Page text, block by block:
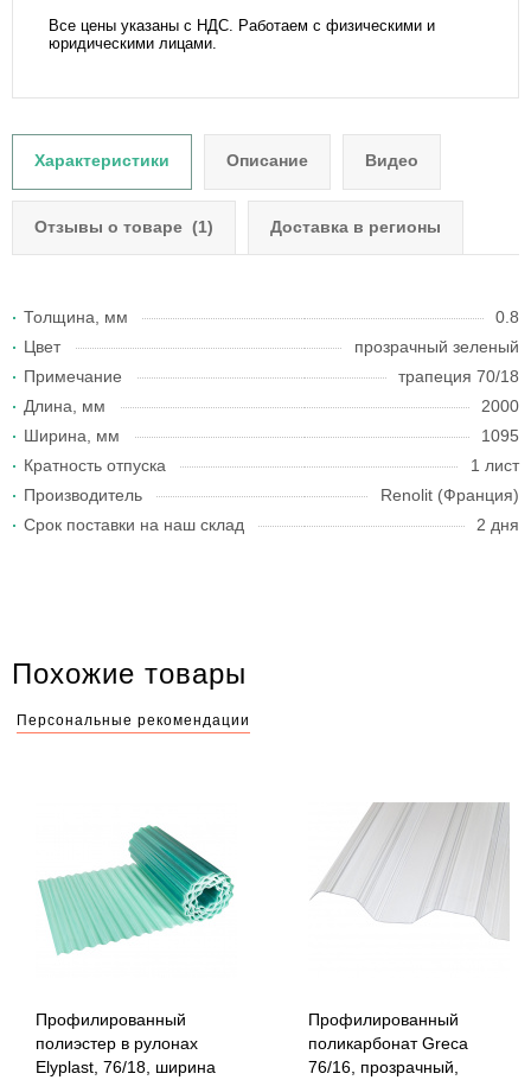
Все цены указаны с НДС. Работаем с физическими и
юридическими лицами.
Характеристики Описание Видео
Отзывы о товаре (1) Доставка в регионы
Толщина, мм
0.8
Цвет
прозрачный зеленый
Примечание
трапеция 70/18
Длина, мм
2000
Ширина, мм
1095
Кратность отпуска
1 лист
Производитель
Renolit (Франция)
Срок поставки на наш склад
2 дня
Похожие товары
Персональные рекомендации
Профилированный
полиэстер в рулонах
Elyplast, 76/18, ширина
Профилированный
поликарбонат Greca
76/16, прозрачный,